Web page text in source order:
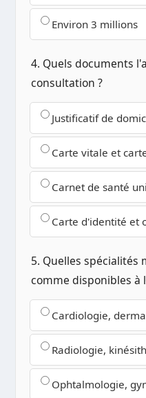
Environ 3 millions
4. Quels documents
consultation ?
Justificatif de
Carte vitale et
Carnet de santé
Carte d'identité et
5. Quelles
comme disponibles à
Cardiologie,
Radiologie,
Ophtalmologie,